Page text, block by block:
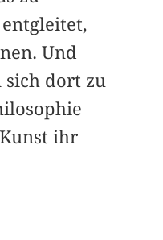
Und
sich dort zu
ihr